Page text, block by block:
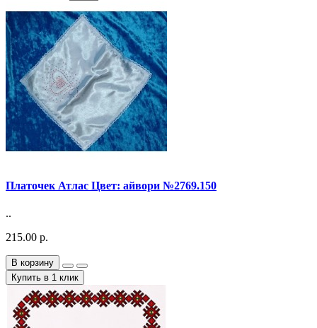
Платочек Атлас Цвет: айвори №2769.150
..
215.00 р.
В корзину
Купить в 1 клик